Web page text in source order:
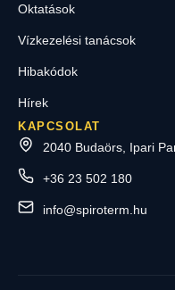
Oktatások
Vízkezelési tanácsok
Hibakódok
Hírek
KAPCSOLAT
2040 Budaörs, Ipari
+36 23 502 180
info@spiroterm.hu